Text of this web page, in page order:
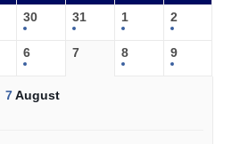
30 31 1 2
6 7 8 9
7August